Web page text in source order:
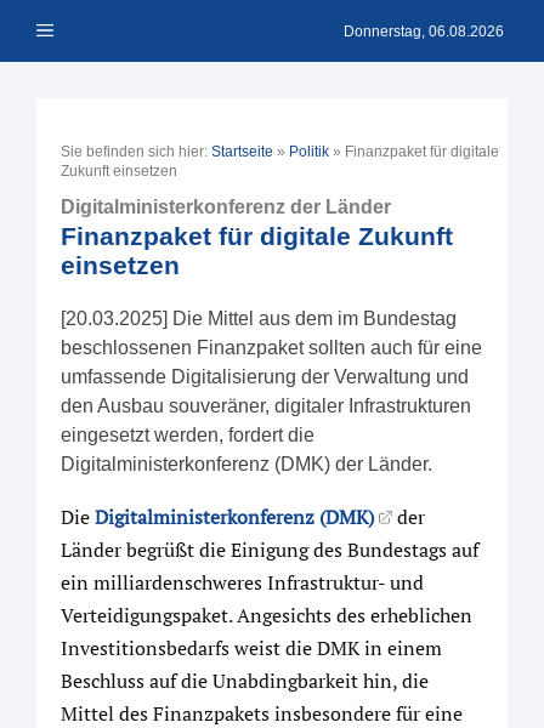
Inhalt Menü Donnerstag, 06.08.2026
Sie befinden sich hier: Startseite » Politik » Finanzpaket für digitale
Zukunft einsetzen
Digitalministerkonferenz der Länder
Finanzpaket für digitale Zukunft
einsetzen
[20.03.2025] Die Mittel aus dem im Bundestag
beschlossenen Finanzpaket sollten auch für eine
umfassende Digitalisierung der Verwaltung und
den Ausbau souveräner, digitaler Infrastrukturen
eingesetzt werden, fordert die
Digitalministerkonferenz (DMK) der Länder.
DieDigitalministerkonferenz (DMK)
der
Länder begrüßt die Einigung des Bundestags auf
ein milliardenschweres Infrastruktur- und
Verteidigungspaket. Angesichts des erheblichen
Investitionsbedarfs weist die DMK in einem
Beschluss auf die Unabdingbarkeit hin, die
Mittel des Finanzpakets insbesondere für eine